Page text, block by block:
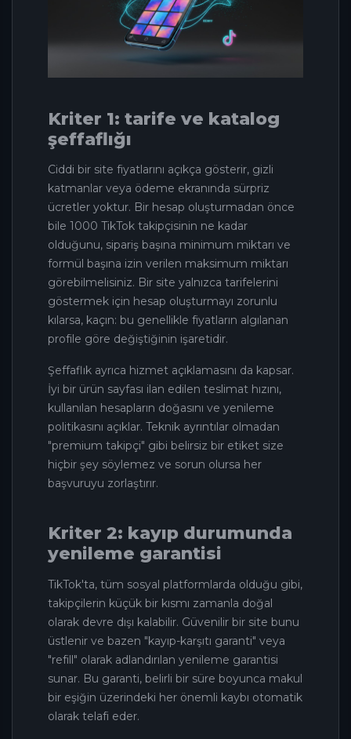
Kriter 1: tarife ve katalog
şeffaflığı
Ciddi bir site fiyatlarını açıkça gösterir, gizli
katmanlar veya ödeme ekranında sürpriz
ücretler yoktur. Bir hesap oluşturmadan önce
bile 1000 TikTok takipçisinin ne kadar
olduğunu, sipariş başına minimum miktarı ve
formül başına izin verilen maksimum miktarı
görebilmelisiniz. Bir site yalnızca tarifelerini
göstermek için hesap oluşturmayı zorunlu
kılarsa, kaçın: bu genellikle fiyatların algılanan
profile göre değiştiğinin işaretidir.
Şeffaflık ayrıca hizmet açıklamasını da kapsar.
İyi bir ürün sayfası ilan edilen teslimat hızını,
kullanılan hesapların doğasını ve yenileme
politikasını açıklar. Teknik ayrıntılar olmadan
"premium takipçi" gibi belirsiz bir etiket size
hiçbir şey söylemez ve sorun olursa her
başvuruyu zorlaştırır.
Kriter 2: kayıp durumunda
yenileme garantisi
TikTok'ta, tüm sosyal platformlarda olduğu gibi,
takipçilerin küçük bir kısmı zamanla doğal
olarak devre dışı kalabilir. Güvenilir bir site bunu
üstlenir ve bazen "kayıp-karşıtı garanti" veya
"refill" olarak adlandırılan yenileme garantisi
sunar. Bu garanti, belirli bir süre boyunca makul
bir eşiğin üzerindeki her önemli kaybı otomatik
olarak telafi eder.